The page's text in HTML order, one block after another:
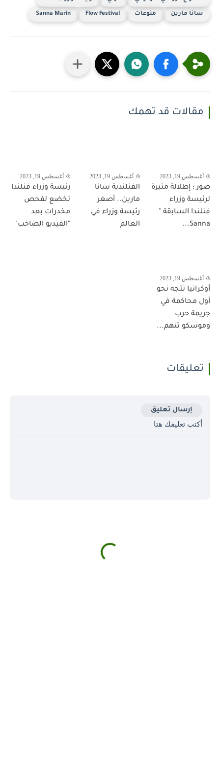
سانا مارين منوعات Flow Festival
Sanna Marin
مقالات قد تهمك
أغسطس 19, 2023
صور : إطلالة مثيرة
لرئيسة وزراء
فنلندا السابقة "
Sanna...
أغسطس 19, 2023
الفنلندية سانا
مارين.. أصغر
رئيسة وزراء في
العالم
أغسطس 19, 2023
رئيسة وزراء فنلندا
تخضع لفحص
مخدرات بعد
"الفيديو الصاخب"
أغسطس 19, 2023
أوكرانيا تتجه نحو
أول محاكمة في
جريمة حرب
وموسكو تتهم...
تعليقات
إرسال تعليق
أكتب تعليقك هتا